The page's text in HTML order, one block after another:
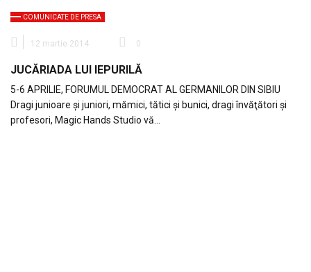
COMUNICATE DE PRESA
12 martie 2014 0
JUCĂRIADA LUI IEPURILĂ
5-6 APRILIE, FORUMUL DEMOCRAT AL GERMANILOR DIN SIBIU
Dragi junioare şi juniori, mămici, tătici şi bunici, dragi învăţători şi
profesori, Magic Hands Studio vă…